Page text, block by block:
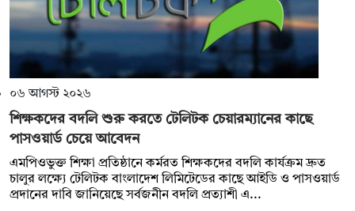
০৬ আগস্ট ২০২৬
শিক্ষকদের বদলি শুরু করতে টেলিটক চেয়ারম্যানের কাছে
পাসওয়ার্ড চেয়ে আবেদন
এমপিওভুক্ত শিক্ষা প্রতিষ্ঠানে কর্মরত শিক্ষকদের বদলি কার্যক্রম দ্রুত
চালুর লক্ষ্যে টেলিটক বাংলাদেশ লিমিটেডের কাছে আইডি ও পাসওয়ার্ড
প্রদানের দাবি জানিয়েছে সর্বজনীন বদলি প্রত্যাশী এ...